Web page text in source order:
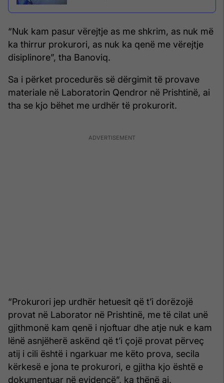
“Nuk kam pasur vërejtje as me shkrim, as nuk më
ka thirrur prokurori, as nuk ka qenë me vërejtje
disiplinore”, tha Banoviq.
Sa i përket procedurës së dërgimit të provave
materiale në Laboratorin Qendror në Prishtinë, ai
tha se kjo bëhet me urdhër të prokurorit.
“Prokurori jep urdhër hetuesit që t’i dorëzojë
provat në Laborator në Prishtinë, me të cilat unë
gjithmonë kam qenë i njoftuar dhe atje nuk e kam
lënë asnjëherë askënd që t’i çojë provat përveç
atij i cili është i ngarkuar me këto prova, secila
kërkesë e jona te prokurori, e gjitha kjo është e
dokumentuar në evidencë”, ka thënë ai.